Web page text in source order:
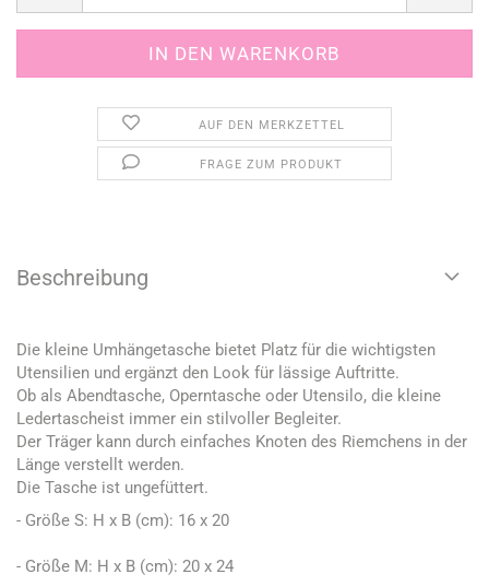
AUF DEN MERKZETTEL
FRAGE ZUM PRODUKT
Beschreibung
Die kleine Umhängetasche bietet Platz für die wichtigsten
Utensilien und ergänzt den Look für lässige Auftritte.
Ob als Abendtasche, Operntasche oder Utensilo, die kleine
Ledertascheist immer ein stilvoller Begleiter.
Der Träger kann durch einfaches Knoten des Riemchens in der
Länge verstellt werden.
Die Tasche ist ungefüttert.
- Größe S: H x B (cm): 16 x 20
- Größe M: H x B (cm): 20 x 24